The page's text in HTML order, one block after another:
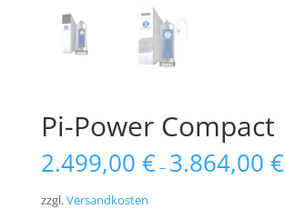
Pi-Power Compact
2.499,00 € – 3.864,00 €
zzgl.Versandkosten